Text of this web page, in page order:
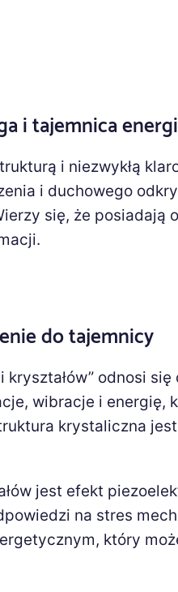
i tajemnica
i niezwykłą
i duchowego
się, że posiadają
do tajemnicy
kryształów” odnosi się
wibracje i energię,
krystaliczna
jest efekt
na stres
który